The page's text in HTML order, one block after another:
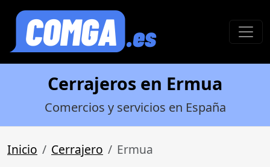
Cerrajeros en Ermua
Comercios y servicios en España
Inicio Cerrajero Ermua